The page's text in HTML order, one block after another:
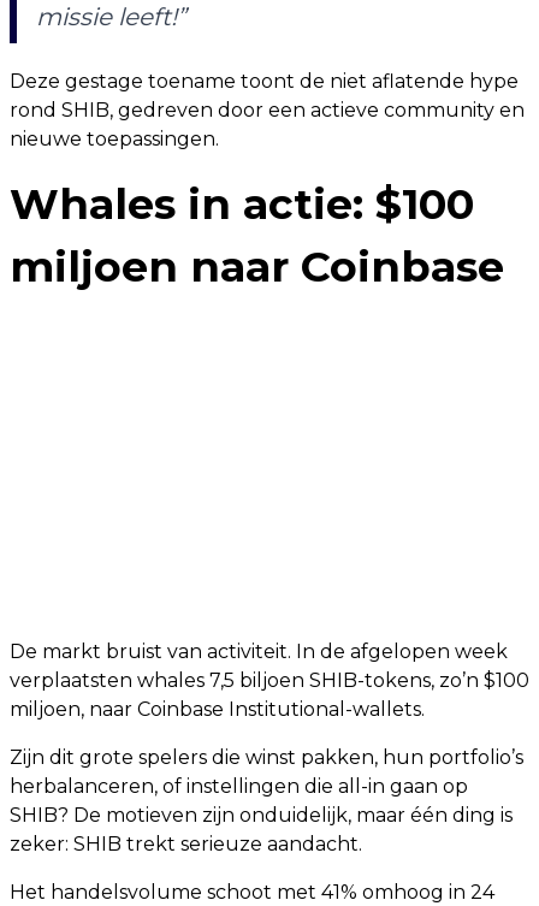
missie leeft!”
Deze gestage toename toont de niet aflatende hype
rond SHIB, gedreven door een actieve community en
nieuwe toepassingen.
Whales in actie: $100
miljoen naar Coinbase
De markt bruist van activiteit. In de afgelopen week
verplaatsten whales 7,5 biljoen SHIB-tokens, zo’n $100
miljoen, naar Coinbase Institutional-wallets.
Zijn dit grote spelers die winst pakken, hun portfolio’s
herbalanceren, of instellingen die all-in gaan op
SHIB? De motieven zijn onduidelijk, maar één ding is
zeker: SHIB trekt serieuze aandacht.
Het handelsvolume schoot met 41% omhoog in 24